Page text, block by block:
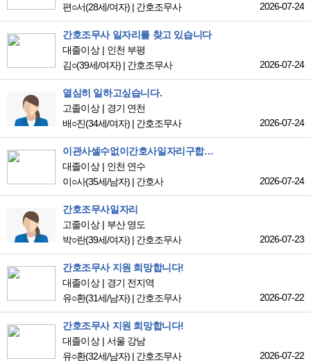
편○서(28세/여자) | 간호조무사 2026-07-24
간호조무사 일자리를 찾고 있습니다
대졸이상
인천 부평
김○(39세/여자) | 간호조무사 2026-07-24
열심히 일하고싶습니다.
고졸이상
경기 연천
배○진(34세/여자) | 간호조무사 2026-07-24
이관사셀수없이간호사일자리구합니다.
대졸이상
인천 연수
이○사(35세/남자) | 간호사 2026-07-24
간호조무사일자리
고졸이상
부산 영도
박○란(39세/여자) | 간호조무사 2026-07-23
간호조무사 지원 희망합니다!
대졸이상
경기 전지역
유○환(31세/남자) | 간호조무사 2026-07-22
간호조무사 지원 희망합니다!
대졸이상
서울 강남
유○환(32세/남자) | 간호조무사 2026-07-22